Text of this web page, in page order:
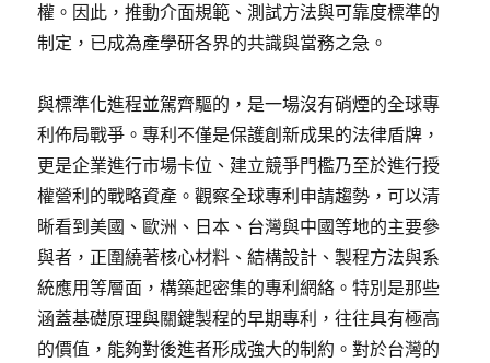
權。因此，推動介面規範、測試方法與可靠度標準的
制定，已成為產學研各界的共識與當務之急。
與標準化進程並駕齊驅的，是一場沒有硝煙的全球專
利佈局戰爭。專利不僅是保護創新成果的法律盾牌，
更是企業進行市場卡位、建立競爭門檻乃至於進行授
權營利的戰略資產。觀察全球專利申請趨勢，可以清
晰看到美國、歐洲、日本、台灣與中國等地的主要參
與者，正圍繞著核心材料、結構設計、製程方法與系
統應用等層面，構築起密集的專利網絡。特別是那些
涵蓋基礎原理與關鍵製程的早期專利，往往具有極高
的價值，能夠對後進者形成強大的制約。對於台灣的